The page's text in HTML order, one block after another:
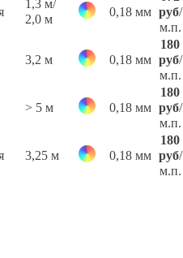
1,3 м/
2,0 м
0,18 мм руб/
м.п.
3,2 м 0,18 мм
180
руб/
м.п.
> 5 м 0,18 мм
180
руб/
м.п.
3,25 м 0,18 мм
180
руб/
м.п.